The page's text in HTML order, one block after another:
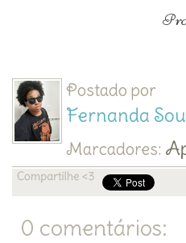
Postado por
Fernanda
Marcadores:
0 comentários: